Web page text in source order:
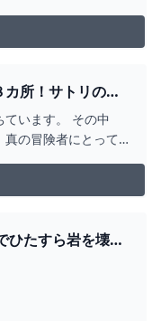
ないように捕まえ...
所！サトリの場
るゲームブログの軌跡
います。 その中
の冒険者にとって
、まだ出会ってい
とが可
ひたすら岩を壊す